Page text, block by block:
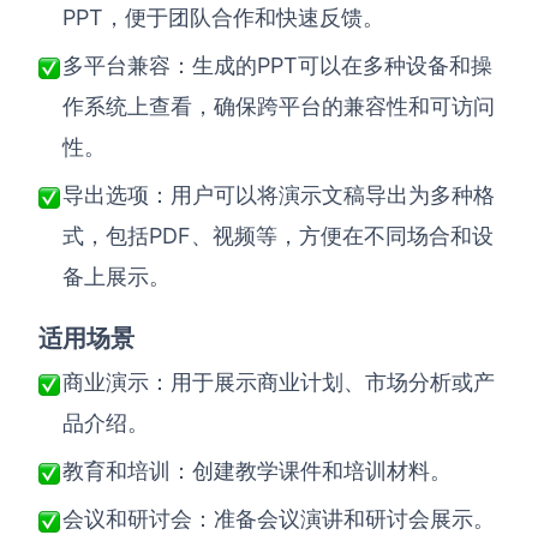
PPT ，便于团队合作和快速反馈。
多平台兼容 ： 生成的PPT可以在多种设备和操
作系统上查看，确保跨平台的兼容性和可访问
性。
导出选项 ： 用户可以将演示文稿导出为多种格
式，包括PDF、视频等，方便在不同场合和设
备上展示。
适用场景
商业演示：用于展示商业计划、市场分析或产
品介绍。
教育和培训：创建教学课件和培训材料。
会议和研讨会：准备会议演讲和研讨会展示。